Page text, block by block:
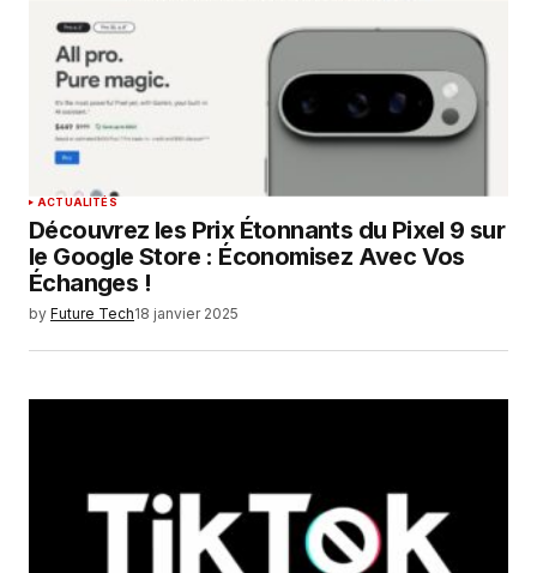
ACTUALITÉS
Découvrez les Prix Étonnants du Pixel 9 sur
le Google Store : Économisez Avec Vos
Échanges !
by Future Tech18 janvier 2025